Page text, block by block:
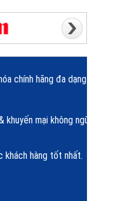
chính hãng đa dạng
khuyến mại không ngừng.
khách hàng tốt nhất.